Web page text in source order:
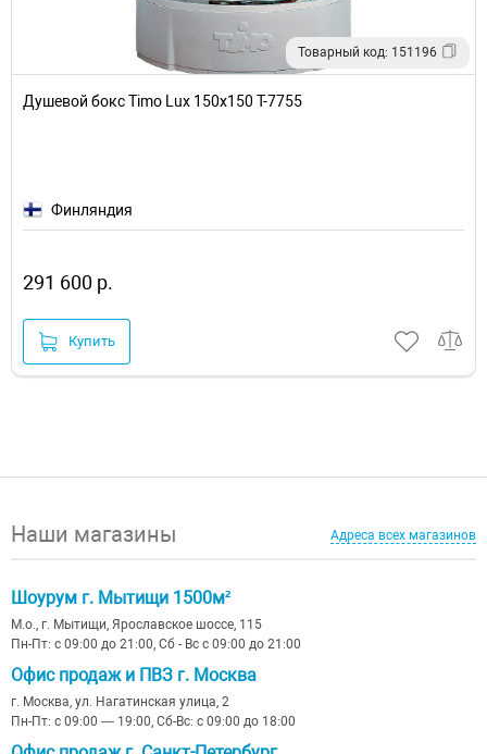
Товарный код: 151196
Душевой бокс Timo Lux 150x150 T-7755
Финляндия
291 600 р.
Купить
Наши магазины Адреса всех магазинов
Шоурум г. Мытищи 1500м²
М.о., г. Мытищи, Ярославское шоссе, 115
Пн-Пт: с 09:00 до 21:00, Сб - Вс с 09:00 до 21:00
Офис продаж и ПВЗ г. Москва
г. Москва, ул. Нагатинская улица, 2
Пн-Пт: с 09:00 — 19:00, Сб-Вс: с 09:00 до 18:00